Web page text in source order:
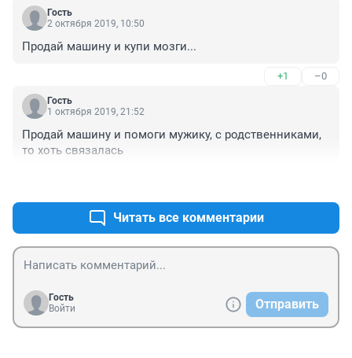
Гость
2 октября 2019, 10:50
Продай машину и купи мозги...
+1 –0
Гость
1 октября 2019, 21:52
Продай машину и помоги мужику, с родственниками,
то хоть связалась
Читать все комментарии
Гость
Войти
Отправить